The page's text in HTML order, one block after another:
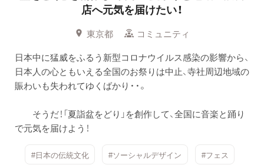
店へ元気を届けたい！
東京都
コミュニティ
日本中に猛威をふるう新型コロナウイルス感染の影響から、
日本人の心ともいえる全国のお祭りは中止、寺社周辺地域の
賑わいも失われてゆくばかり・・。
そうだ！「夏詣盆をどり」を創作して、全国に音楽と踊り
で元気を届けよう！
#日本の伝統文化 #ソーシャルデザイン #フェス